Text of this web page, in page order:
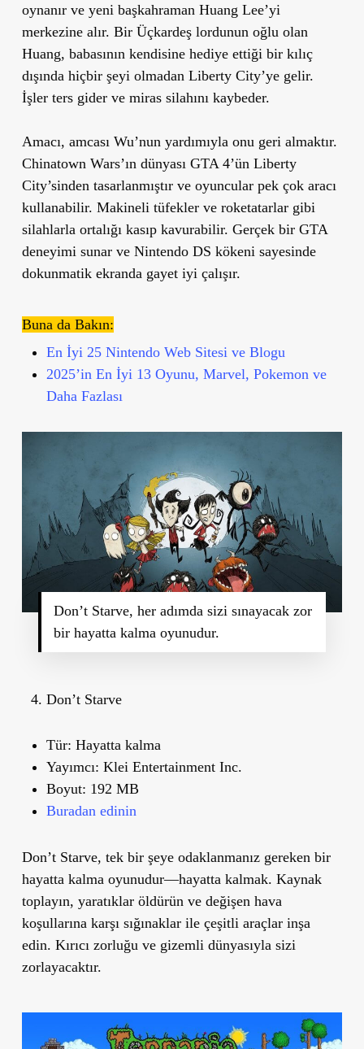
oynanır ve yeni başkahraman Huang Lee’yi
merkezine alır. Bir Üçkardeş lordunun oğlu olan
Huang, babasının kendisine hediye ettiği bir kılıç
dışında hiçbir şeyi olmadan Liberty City’ye gelir.
İşler ters gider ve miras silahını kaybeder.
Amacı, amcası Wu’nun yardımıyla onu geri almaktır.
Chinatown Wars’ın dünyası GTA 4’ün Liberty
City’sinden tasarlanmıştır ve oyuncular pek çok aracı
kullanabilir. Makineli tüfekler ve roketatarlar gibi
silahlarla ortalığı kasıp kavurabilir. Gerçek bir GTA
deneyimi sunar ve Nintendo DS kökeni sayesinde
dokunmatik ekranda gayet iyi çalışır.
Buna da Bakın:
En İyi 25 Nintendo Web Sitesi ve Blogu
2025’in En İyi 13 Oyunu, Marvel, Pokemon ve
Daha Fazlası
Don’t Starve, her adımda sizi sınayacak zor
bir hayatta kalma oyunudur.
Don’t Starve
Tür: Hayatta kalma
Yayımcı: Klei Entertainment Inc.
Boyut: 192 MB
Buradan edinin
Don’t Starve, tek bir şeye odaklanmanız gereken bir
hayatta kalma oyunudur—hayatta kalmak. Kaynak
toplayın, yaratıklar öldürün ve değişen hava
koşullarına karşı sığınaklar ile çeşitli araçlar inşa
edin. Kırıcı zorluğu ve gizemli dünyasıyla sizi
zorlayacaktır.